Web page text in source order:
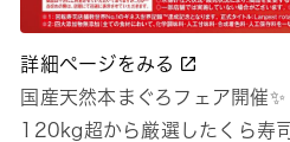
詳細ページをみる
国産天然本まぐろフェア開催✨
120kg超から厳選したくら寿